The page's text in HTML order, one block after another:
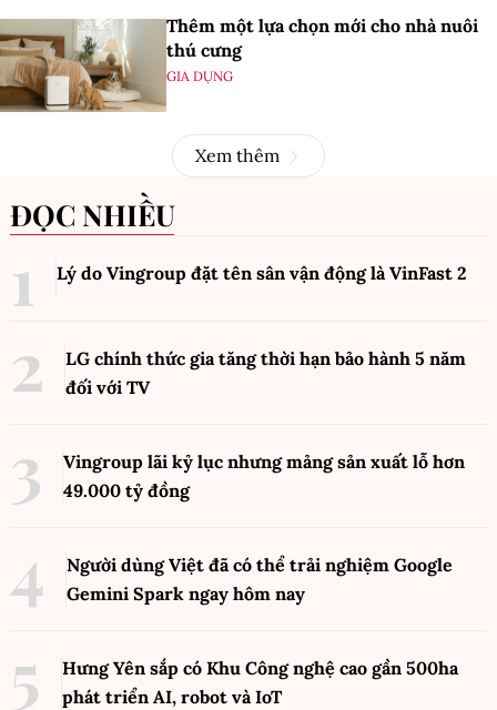
Thêm một lựa chọn mới cho nhà nuôi
thú cưng
GIA DỤNG
Xem thêm
ĐỌC NHIỀU
Lý do Vingroup đặt tên sân vận động là VinFast 2
LG chính thức gia tăng thời hạn bảo hành 5 năm
đối với TV
Vingroup lãi kỷ lục nhưng mảng sản xuất lỗ hơn
49.000 tỷ đồng
Người dùng Việt đã có thể trải nghiệm Google
Gemini Spark ngay hôm nay
Hưng Yên sắp có Khu Công nghệ cao gần 500ha
phát triển AI, robot và IoT